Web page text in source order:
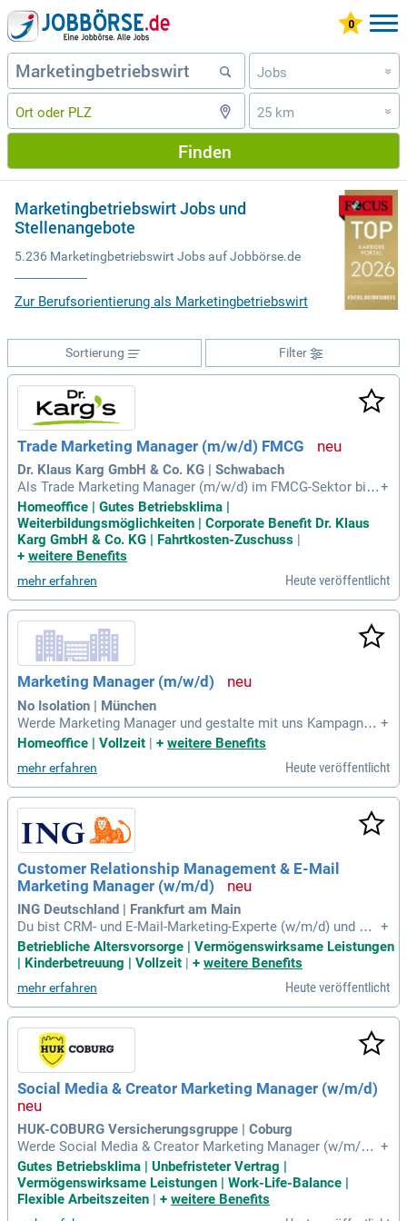
Jobs »
25 km »
Finden
Marketingbetriebswirt Jobs und
Stellenangebote
5.236 Marketingbetriebswirt Jobs auf Jobbörse.de
Zur Berufsorientierung als Marketingbetriebswirt
Filter
Sortierung
Trade Marketing Manager (m/w/d) FMCG
Dr. Klaus Karg GmbH & Co. KG | Schwabach
Als Trade Marketing Manager (m/w/d) im FMCG-Sektor bist
du die zentrale Schnittstelle zwischen Brand Management,
Vertrieb und Handel. Deine Hauptaufgabe besteht darin, effe
ktive Marketingstrategien für den Point of Sale zu entwickel
n und umzusetzen. Du planst Verkaufsförderungsmaßnahm
odukte zu maximieren. Zudem arbeitest du eng mit dem Bra
nd Management zusammen, um Produktneueinführungen op
timal zu gestalten. Durch die Analyse von Markt- und Wettb
ewerbsdaten identifizierst du Wachstumschancen und Opti
mierungspotenziale. Deine Kreativität kommt auch bei der E
rstellung von Verkaufsunterlagen und Handelspräsentatione
n zum Tragen.
+
Homeoffice | Gutes Betriebsklima |
Weiterbildungsmöglichkeiten | Corporate Benefit Dr. Klaus
Karg GmbH & Co. KG | Fahrtkosten-Zuschuss
+ weitere Benefits
mehr erfahren Heute veröffentlicht
Marketing Manager (m/w/d)
No Isolation | München
Werde Marketing Manager und gestalte mit uns Kampagnen,
die Lernen und Zugehörigkeit für jedes Kind fördern. Du über
n der DACH- und BENELUX-Region. Setze die globale Marke
tingstrategie gezielt für diese Zielgruppen um. Dein Ziel ist
es, qualifizierte Leads von Schulen und Schulbehörden zu ge
nerieren. Zudem informierst du über das wachsende Proble
m der Schulabwesenheit und positionierst unseren AV1-Rob
oter als vertrauenswürdiges Hilfsmittel für frühe Interventio
nen. Überzeuge Entscheidungsträger mit schlüssigem, evide
nzbasiertem Content und mache einen Unterschied in der Bi
ldungslandschaft.
+
Homeoffice | Vollzeit | + weitere Benefits
mehr erfahren Heute veröffentlicht
Customer Relationship Management & E-Mail
Marketing Manager (w/m/d)
ING Deutschland | Frankfurt am Main
Du bist CRM- und E-Mail-Marketing-Experte (w/m/d) und mö
chtest in Frankfurt durchstarten? Bei uns übernimmst Du die
End-to-End-Verantwortung für datengetriebene Kampagnen
und Customer Journeys. Mit Flexibilität und Eigenverantwor
tung kannst Du neue Wege gehen und gemeinsam mit Deine
m Team Erfolge feiern. Deine Aufgabe umfasst die vollstän
dige Steuerung der Kampagnenumsetzung und die Erfolgsko
ntrolle. Hier hast Du die Möglichkeit, unser CRM und E-Mail-
Marketing auf das nächste Level zu bringen. Bewirb Dich jet
zt mit Deinem Lebenslauf und werde Teil unseres dynamisc
hen Teams!
+
Betriebliche Altersvorsorge | Vermögenswirksame Leistungen
| Kinderbetreuung | Vollzeit | + weitere Benefits
mehr erfahren Heute veröffentlicht
Social Media & Creator Marketing Manager (w/m/d)
HUK-COBURG Versicherungsgruppe | Coburg
Werde Social Media & Creator Marketing Manager (w/m/d) i
n Coburg, Bayern! In dieser unbefristeten Vollzeitstelle (38 S
tunden pro Woche) bist du ab sofort gefragt. Deine Hauptau
fgaben umfassen die Entwicklung innovativer Social-Media-
+
Gutes Betriebsklima | Unbefristeter Vertrag |
Vermögenswirksame Leistungen | Work-Life-Balance |
Flexible Arbeitszeiten
+ weitere Benefits